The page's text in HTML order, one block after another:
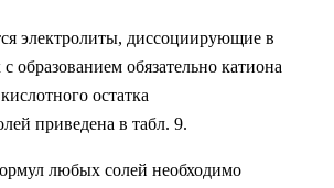
электролиты, диссоциирующие в
образованием обязательно катиона
остатка
приведена в табл. 9.
любых солей необходимо